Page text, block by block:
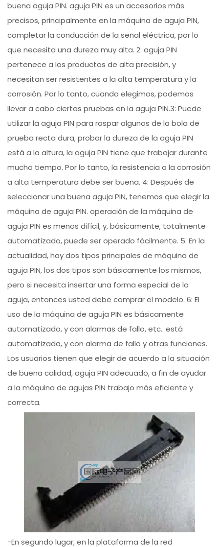
buena aguja PIN. aguja PIN es un accesorios más
precisos, principalmente en la máquina de aguja PIN,
completar la conducción de la señal eléctrica, por lo
que necesita una dureza muy alta. 2: aguja PIN
pertenece a los productos de alta precisión, y
necesitan ser resistentes a la alta temperatura y la
corrosión. Por lo tanto, cuando elegimos, podemos
llevar a cabo ciertas pruebas en la aguja PIN.3: Puede
utilizar la aguja PIN para raspar algunos de la bola de
prueba recta dura, probar la dureza de la aguja PIN
está a la altura, la aguja PIN tiene que trabajar durante
mucho tiempo. Por lo tanto, la resistencia a la corrosión
a alta temperatura debe ser buena. 4: Después de
seleccionar una buena aguja PIN, tenemos que elegir la
máquina de aguja PIN. operación de la máquina de
aguja PIN es menos difícil, y, básicamente, totalmente
automatizado, puede ser operado fácilmente. 5: En la
actualidad, hay dos tipos principales de máquina de
aguja PIN, los dos tipos son básicamente los mismos,
pero si necesita insertar una forma especial de la
aguja, entonces usted debe comprar el modelo. 6: El
uso de la máquina de aguja PIN es básicamente
automatizado, y con alarmas de fallo, etc.. está
automatizada, y con alarma de fallo y otras funciones.
Los usuarios tienen que elegir de acuerdo a la situación
de buena calidad, aguja PIN adecuado, a fin de ayudar
a la máquina de agujas PIN trabajo más eficiente y
correcta.
-En segundo lugar, en la plataforma de la red